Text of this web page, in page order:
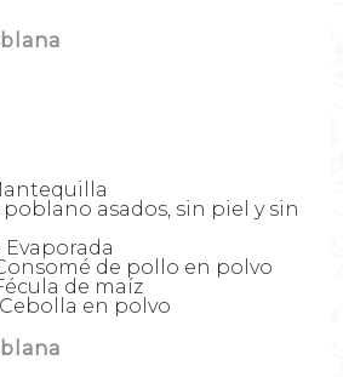
asados, sin piel y sin
Evaporada
de pollo en polvo
de maíz
en polvo